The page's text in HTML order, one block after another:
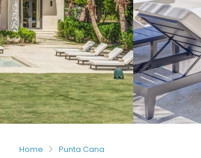
Home
Punta Cana